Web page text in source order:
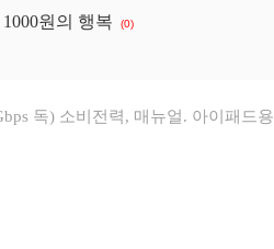
원의 행복 (0)
독) 소비전력, 매뉴얼. 아이패드용